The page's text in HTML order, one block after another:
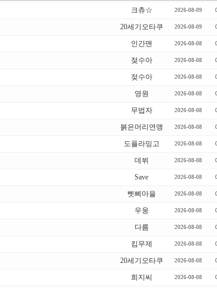
크츄☆ 2026-08-09
20세기오타쿠 2026-08-09
인간맨 2026-08-08
젖수아 2026-08-08
젖수아 2026-08-08
영원 2026-08-08
무법자 2026-08-08
붉은머리연맹 2026-08-08
도플라밍고 2026-08-08
데뷔 2026-08-08
Save 2026-08-08
삣삐마을 2026-08-08
우웅 2026-08-08
다름 2026-08-08
킴무제 2026-08-08
20세기오타쿠 2026-08-08
희지씨 2026-08-08